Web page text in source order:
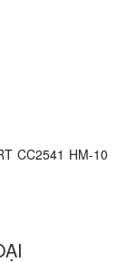
ở Active
CC2541 HM-10